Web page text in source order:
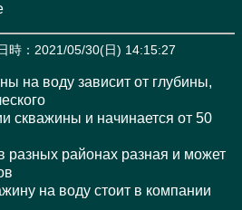
時：2021/05/30(日) 14:15:27
на воду зависит от глубины,
скважины и начинается от 50
разных районах разная и может
на воду стоит в компании